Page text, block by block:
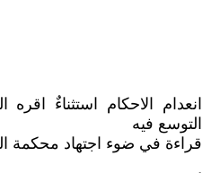
انعدام الاحكام استثناءٌ
التوسع فيه
قراءة في ضوء اجتهاد محكمة